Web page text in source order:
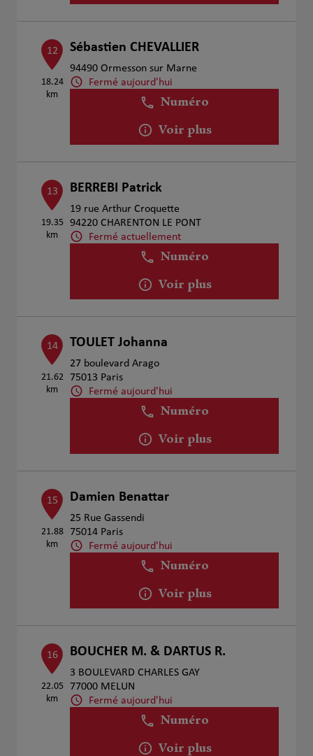
12
18.24
km
Sébastien CHEVALLIER
94490 Ormesson sur Marne
Fermé aujourd'hui
Numéro
Voir plus
13
19.35
km
BERREBI Patrick
19 rue Arthur Croquette
94220 CHARENTON LE PONT
Fermé actuellement
Numéro
Voir plus
14
21.62
km
TOULET Johanna
27 boulevard Arago
75013 Paris
Fermé aujourd'hui
Numéro
Voir plus
15
21.88
km
Damien Benattar
25 Rue Gassendi
75014 Paris
Fermé aujourd'hui
Numéro
Voir plus
16
22.05
km
BOUCHER M. & DARTUS R.
3 BOULEVARD CHARLES GAY
77000 MELUN
Fermé aujourd'hui
Numéro
Voir plus